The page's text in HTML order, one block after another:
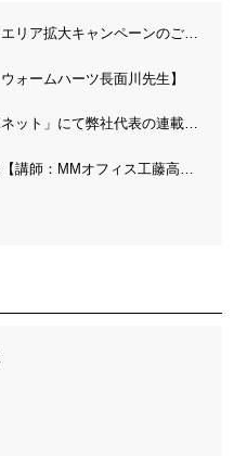
【医療介護マッチングつなぐ】エリア拡大キャンペーンのご案内
ォームハーツ長面川先生】
マイナビ様の「メディカルサポネット」にて弊社代表の連載が開始されました